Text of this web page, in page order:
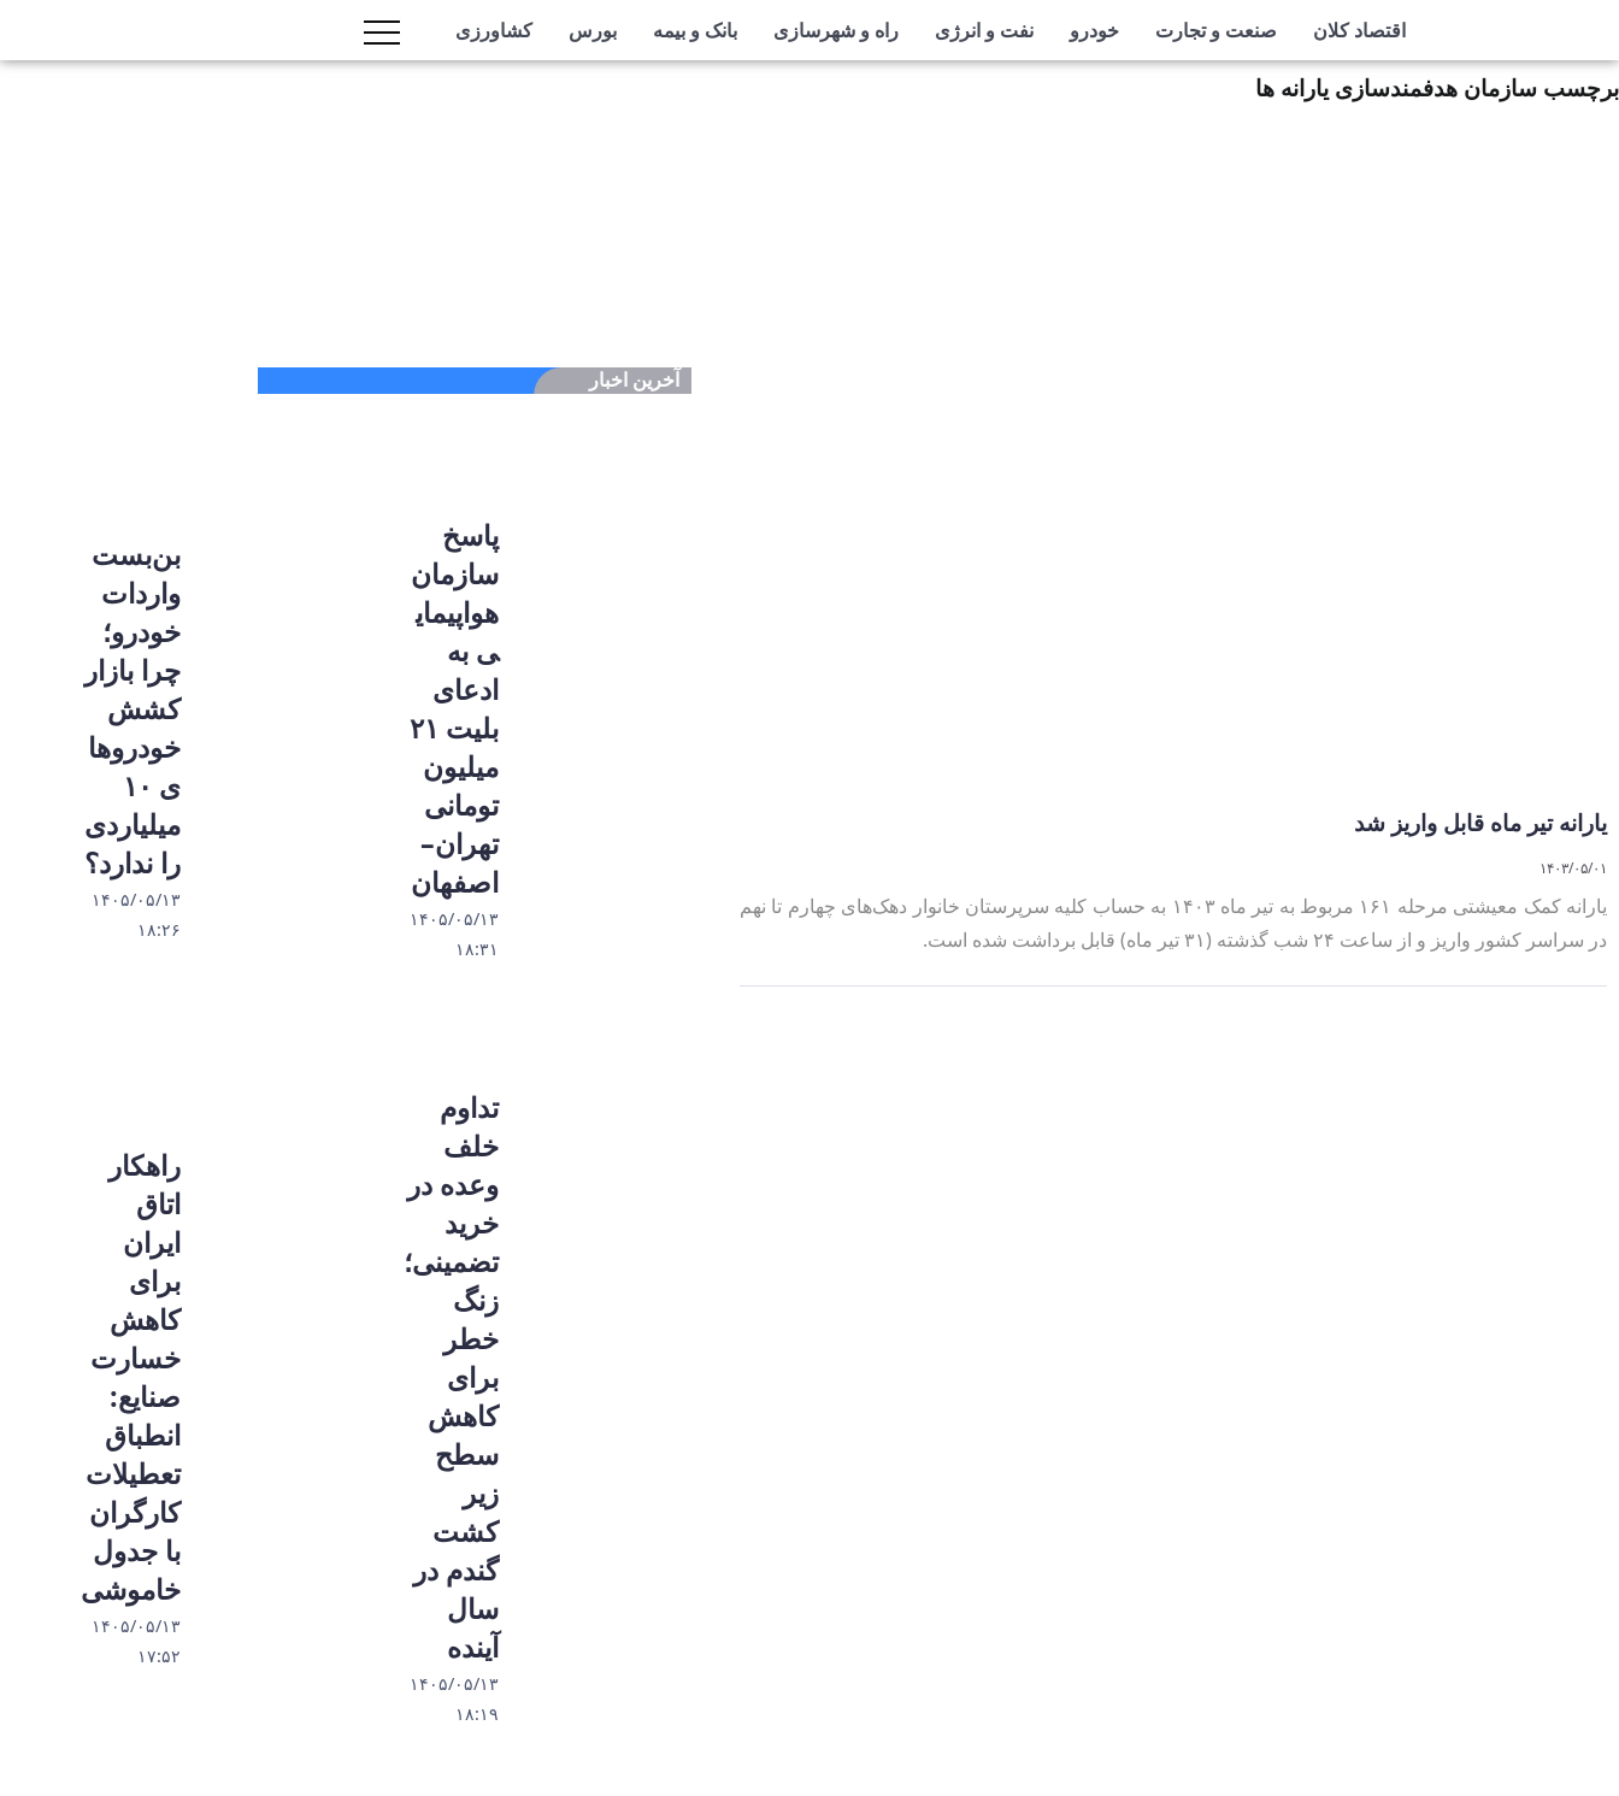
اقتصاد کلان صنعت و تجارت خودرو نفت و انرژی راه و شهرسازی بانک و بیمه بورس کشاورزی
برچسب سازمان هدفمندسازی یارانه‌ ها
یارانه تیر ماه قابل واریز شد
۱۴۰۳/۰۵/۰۱
یارانه کمک معیشتی مرحله ۱۶۱ مربوط به تیر ماه ۱۴۰۳ به حساب کلیه سرپرستان خانوار دهک‌های چهارم تا نهم
در سراسر کشور واریز و از ساعت ۲۴ شب گذشته (۳۱ تیر ماه) قابل برداشت شده است.
آخرین اخبار
پاسخ
سازمان
هواپیمای
ی به
ادعای
بلیت ۲۱
میلیون
تومانی
تهران–
اصفهان
۱۴۰۵/۰۵/۱۳
۱۸:۳۱
بن‌بست
واردات
خودرو؛
چرا بازار
کشش
خودروها
ی ۱۰
میلیاردی
را ندارد؟
۱۴۰۵/۰۵/۱۳
۱۸:۲۶
تداوم
خلف
وعده در
خرید
تضمینی؛
زنگ
خطر
برای
کاهش
سطح
زیر
کشت
گندم در
سال
آینده
۱۴۰۵/۰۵/۱۳
۱۸:۱۹
راهکار
اتاق
ایران
برای
کاهش
خسارت
صنایع:
انطباق
تعطیلات
کارگران
با جدول
خاموشی
۱۴۰۵/۰۵/۱۳
۱۷:۵۲